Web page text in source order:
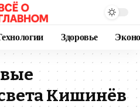
Здоровье
Кишинёв